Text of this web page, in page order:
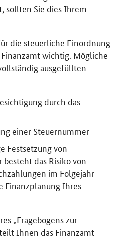
sollten Sie dies Ihrem
die steuerliche Einordnung
wichtig. Mögliche
ausgefüllten
durch das
einer Steuernummer
Festsetzung von
besteht das Risiko von
im Folgejahr
Finanzplanung Ihres
„Fragebogens zur
Ihnen das Finanzamt